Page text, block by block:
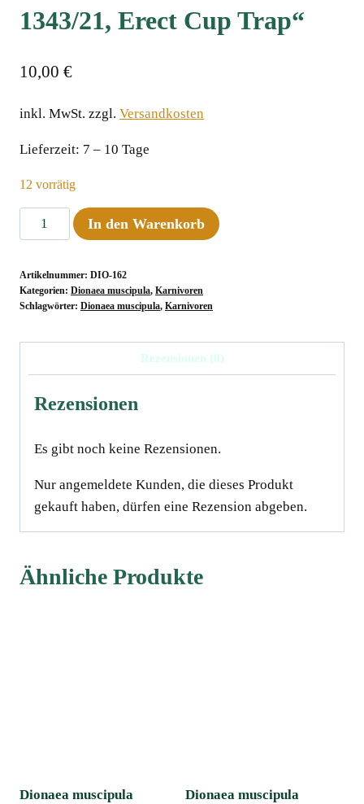
1343/21, Erect Cup Trap“
10,00 €
inkl. MwSt. zzgl. Versandkosten
Lieferzeit: 7 – 10 Tage
12 vorrätig
Dionaea
muscipula
1343/21,
Erect
Menge
In den Warenkorb
Artikelnummer: DIO-162
Kategorien: Dionaea muscipula, Karnivoren
Schlagwörter: Dionaea muscipula, Karnivoren
Rezensionen (0)
Rezensionen
Es gibt noch keine Rezensionen.
Nur angemeldete Kunden, die dieses Produkt
gekauft haben, dürfen eine Rezension abgeben.
Ähnliche Produkte
Dionaea muscipula
Dionaea muscipula